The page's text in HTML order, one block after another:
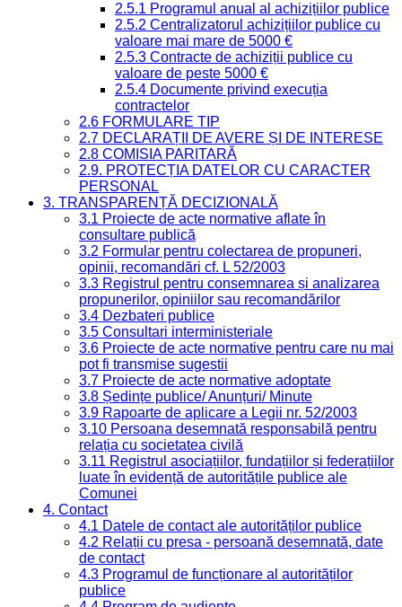
2.5.1 Programul anual al achizițiilor publice
2.5.2 Centralizatorul achizițiilor publice cu
valoare mai mare de 5000 €
2.5.3 Contracte de achiziții publice cu
valoare de peste 5000 €
2.5.4 Documente privind execuția
contractelor
2.6 FORMULARE TIP
2.7 DECLARAȚII DE AVERE ȘI DE INTERESE
2.8 COMISIA PARITARĂ
2.9. PROTECȚIA DATELOR CU CARACTER
PERSONAL
3. TRANSPARENȚĂ DECIZIONALĂ
3.1 Proiecte de acte normative aflate în
consultare publică
3.2 Formular pentru colectarea de propuneri,
opinii, recomandări cf. L 52/2003
3.3 Registrul pentru consemnarea și analizarea
propunerilor, opiniilor sau recomandărilor
3.4 Dezbateri publice
3.5 Consultari interministeriale
3.6 Proiecte de acte normative pentru care nu mai
pot fi transmise sugestii
3.7 Proiecte de acte normative adoptate
3.8 Ședințe publice/ Anunțuri/ Minute
3.9 Rapoarte de aplicare a Legii nr. 52/2003
3.10 Persoana desemnată responsabilă pentru
relația cu societatea civilă
3.11 Registrul asociațiilor, fundațiilor și federațiilor
luate în evidență de autoritățile publice ale
Comunei
4. Contact
4.1 Datele de contact ale autorităților publice
4.2 Relații cu presa - persoană desemnată, date
de contact
4.3 Programul de funcționare al autorităților
publice